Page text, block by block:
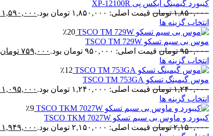
کیبورد گیمینگ ایکس پی XP-12100R
۱,۸۵۰,۰۰۰ تومان قیمت اصلی: ۱,۸۵۰,۰۰۰ تومان بود. ۱,۵۹۰,۰۰۰
انتخاب گزینه ها
٪20
موس بی سیم تسکو TSCO TM 729W
۹۵۰,۰۰۰ تومان قیمت اصلی: ۹۵۰,۰۰۰ تومان بود. ۷۵۹,۰۰۰ تومان
انتخاب گزینه ها
٪12
موس گیمینگ تسکو TSCO TM 753GA
۱,۲۴۰,۰۰۰ تومان قیمت اصلی: ۱,۲۴۰,۰۰۰ تومان بود. ۱,۰۹۵,۰۰۰
انتخاب گزینه ها
٪9
کیبورد و ماوس بی سیم تسکو TSCO TKM 7027W
۲,۱۵۰,۰۰۰ تومان قیمت اصلی: ۲,۱۵۰,۰۰۰ تومان بود. ۱,۹۴۹,۰۰۰